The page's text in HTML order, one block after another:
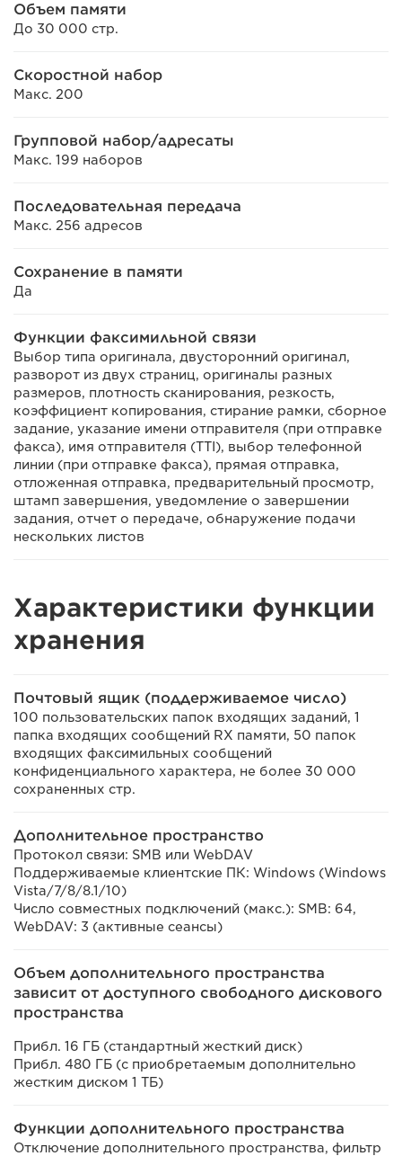
Объем памяти
До 30 000 стр.
Скоростной набор
Макс. 200
Групповой набор/адресаты
Макс. 199 наборов
Последовательная передача
Макс. 256 адресов
Сохранение в памяти
Да
Функции факсимильной связи
Выбор типа оригинала, двусторонний оригинал,
разворот из двух страниц, оригиналы разных
размеров, плотность сканирования, резкость,
коэффициент копирования, стирание рамки, сборное
задание, указание имени отправителя (при отправке
факса), имя отправителя (TTI), выбор телефонной
линии (при отправке факса), прямая отправка,
отложенная отправка, предварительный просмотр,
штамп завершения, уведомление о завершении
задания, отчет о передаче, обнаружение подачи
нескольких листов
Характеристики функции
хранения
Почтовый ящик (поддерживаемое число)
100 пользовательских папок входящих заданий, 1
папка входящих сообщений RX памяти, 50 папок
входящих факсимильных сообщений
конфиденциального характера, не более 30 000
сохраненных стр.
Дополнительное пространство
Протокол связи: SMB или WebDAV
Поддерживаемые клиентские ПК: Windows (Windows
Vista/7/8/8.1/10)
Число совместных подключений (макс.): SMB: 64,
WebDAV: 3 (активные сеансы)
Объем дополнительного пространства
зависит от доступного свободного дискового
пространства
Прибл. 16 ГБ (стандартный жесткий диск)
Прибл. 480 ГБ (с приобретаемым дополнительно
жестким диском 1 ТБ)
Функции дополнительного пространства
Отключение дополнительного пространства, фильтр